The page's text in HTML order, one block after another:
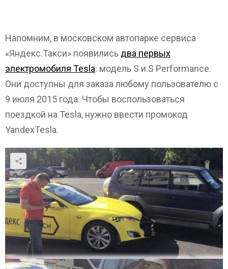
Напомним, в московском автопарке сервиса
«Яндекс.Такси» появились два первых
электромобиля Tesla: модель S и S Performance.
Они доступны для заказа любому пользователю с
9 июля 2015 года. Чтобы воспользоваться
поездкой на Tesla, нужно ввести промокод
YandexTesla.